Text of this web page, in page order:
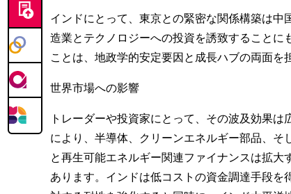
インドにとって、東京との緊密な関係構築は
造業とテクノロジーへの投資を誘致すること
ことは、地政学的安定要因と成長ハブの両面を
世界市場への影響
トレーダーや投資家にとって、その波及効果
により、半導体、クリーンエネルギー部品、
と再生可能エネルギー関連ファイナンスは拡
あります。インドは低コストの資金調達手段